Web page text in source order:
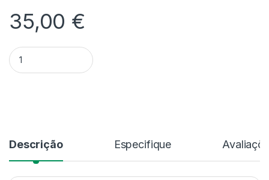
35,00 €
Quantidade Alocasia 'Logliba Purple'
Descrição Especifique